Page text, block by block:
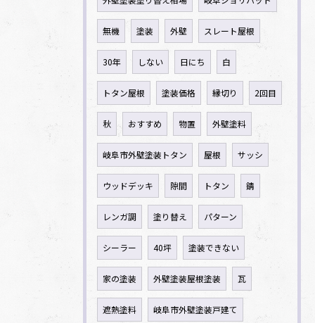
無機 塗装 外壁 スレート屋根
30年 しない 日にち 白
トタン屋根 塗装価格 縁切り 2回目
秋 おすすめ 物置 外壁塗料
岐阜市外壁塗装トタン 屋根 サッシ
ウッドデッキ 隙間 トタン 錆
レンガ調 塗り替え パターン
シーラー 40坪 塗装できない
家の塗装 外壁塗装屋根塗装 瓦
遮熱塗料 岐阜市外壁塗装戸建て